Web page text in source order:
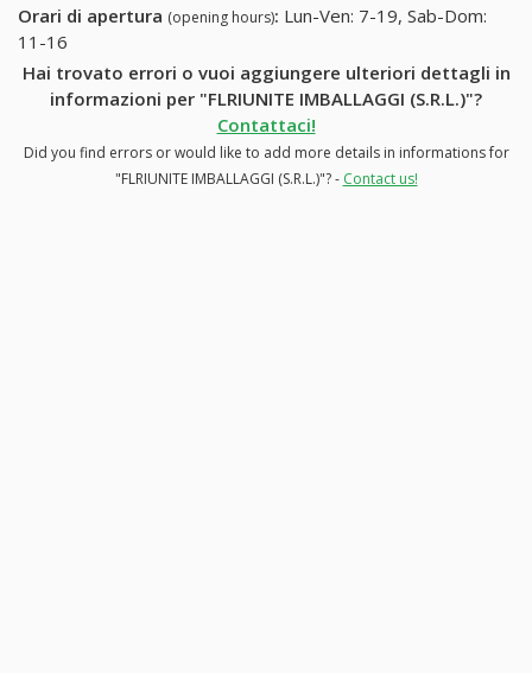
Orari di apertura (opening hours): Lun-Ven: 7-19, Sab-Dom:
11-16
Hai trovato errori o vuoi aggiungere ulteriori dettagli in
informazioni per "FLRIUNITE IMBALLAGGI (S.R.L.)"?
Contattaci!
Did you find errors or would like to add more details in informations for
"FLRIUNITE IMBALLAGGI (S.R.L.)"? - Contact us!